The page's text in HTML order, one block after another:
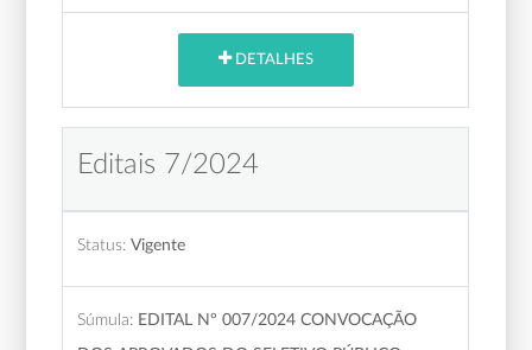
DETALHES
Editais 7/2024
Status: Vigente
Súmula: EDITAL Nº 007/2024 CONVOCAÇÃO